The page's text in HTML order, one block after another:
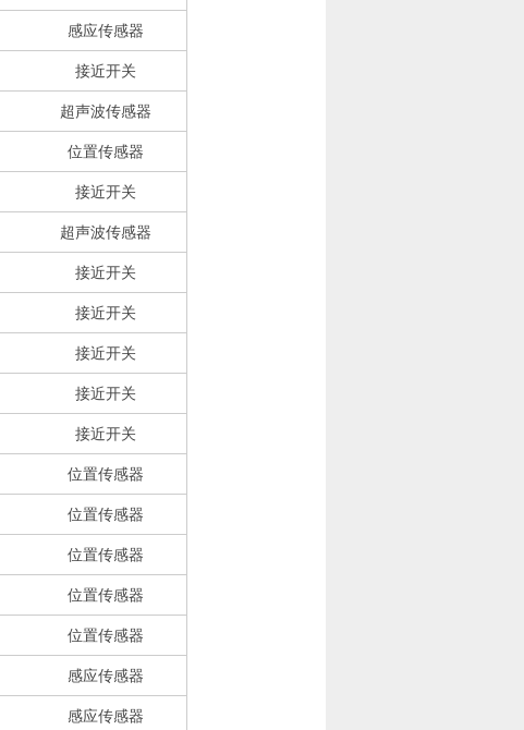
感应传感器
接近开关
超声波传感器
位置传感器
接近开关
超声波传感器
接近开关
接近开关
接近开关
接近开关
接近开关
位置传感器
位置传感器
位置传感器
位置传感器
位置传感器
感应传感器
感应传感器